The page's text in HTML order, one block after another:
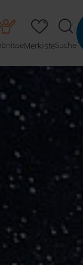
MerklisteSuche